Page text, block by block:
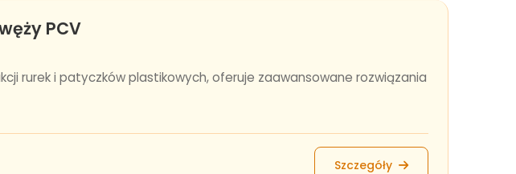
PCV
rurek i patyczków plastikowych, oferuje zaawansowane rozwiązania
Szczegóły